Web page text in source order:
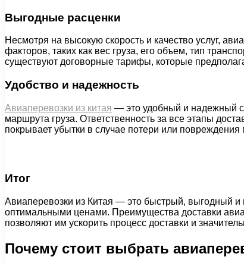
Выгодные расценки
Несмотря на высокую скорость и качество услуг,
факторов, таких как вес груза, его объем, тип
существуют договорные тарифы, которые
Удобство и надежность
Авиаперевозки из китая — это удобный и надежный
маршрута груза. Ответственность за все этапы
покрывает убытки в случае потери или
Итог
Авиаперевозки из Китая — это быстрый, выгодный
оптимальными ценами. Преимущества доставки
позволяют им ускорить процесс доставки и
Почему стоит выбрать